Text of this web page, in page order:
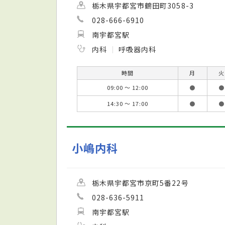
栃木県宇都宮市鶴田町3058-3
028-666-6910
南宇都宮駅
内科
呼吸器内科
時間 月 火
09:00 ～ 12:00
● ●
14:30 ～ 17:00
● ●
小嶋内科
栃木県宇都宮市京町5番22号
028-636-5911
南宇都宮駅